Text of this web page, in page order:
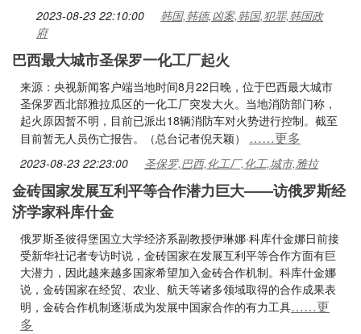
2023-08-23 22:10:00
韩国,韩德,凶案,韩国,犯罪,韩国政
府
巴西最大城市圣保罗一化工厂起火
来源：央视新闻客户端当地时间8月22日晚，位于巴西最大城市
圣保罗西北部雅拉瓜区的一化工厂突发大火。当地消防部门称，
起火原因暂不明，目前已派出18辆消防车对火势进行控制。截至
目前暂无人员伤亡报告。（总台记者倪天颖） ……更多
2023-08-23 22:23:00 圣保罗,巴西,化工厂,化工,城市,雅拉
金砖国家发展互利平等合作潜力巨大——访俄罗斯经
济学家科库什金
俄罗斯圣彼得堡国立大学经济系副教授伊琳娜·科库什金娜日前接
受新华社记者专访时说，金砖国家在发展互利平等合作方面有巨
大潜力，因此越来越多国家希望加入金砖合作机制。科库什金娜
说，金砖国家在经贸、农业、航天等诸多领域取得的合作成果表
明，金砖合作机制逐渐成为发展中国家合作的有力工具……更
多